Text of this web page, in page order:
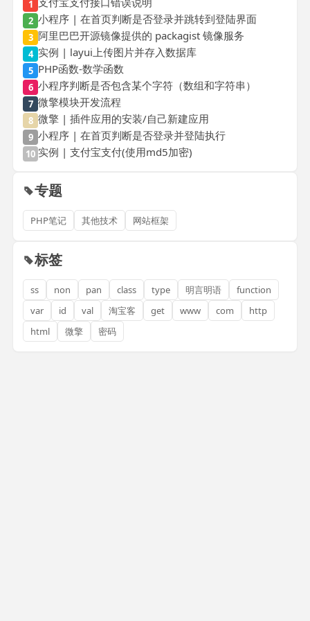
1
2 小程序 | 在首页判断是否登录并跳转到登陆界面
3 阿里巴巴开源镜像提供的 packagist 镜像服务
4 实例 | layui上传图片并存入数据库
5 PHP函数-数学函数
6 小程序判断是否包含某个字符（数组和字符串）
7 微擎模块开发流程
8 微擎 | 插件应用的安装/自己新建应用
9 小程序 | 在首页判断是否登录并登陆执行
10 实例 | 支付宝支付(使用md5加密)
专题
PHP笔记 其他技术 网站框架
标签
ss non pan class type 明言明语
function
var
id val 淘宝客 get www com
http
html
微擎 密码